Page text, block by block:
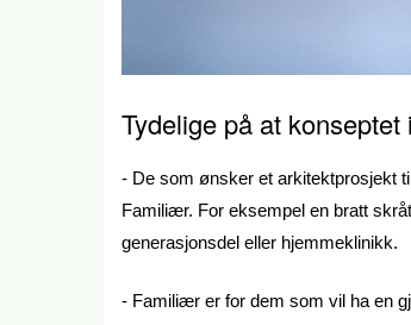
Tydelige på at
- De som ønsker et arkitektprosjekt
Familiær. For eksempel en bratt
generasjonsdel eller hjemmeklinikk.
- Familiær er for dem som vil ha en